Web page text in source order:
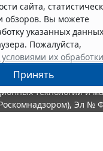
сайта,
обзоров. Вы можете
указанных
Пожалуйста,
их обработки
Принять
СЕРВИС", 2026.
года. Компания
Российской
зарегистрирован в
службой по
технологий и
Эл №